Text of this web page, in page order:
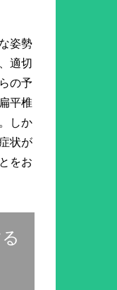
姿勢
適切
の予
平椎
しか
状が
をお